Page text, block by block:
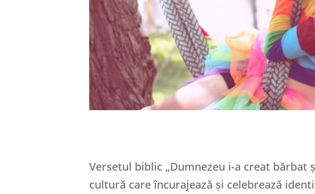
Versetul biblic „Dumnezeu i-a creat bărbat
cultură care încurajează și celebrează